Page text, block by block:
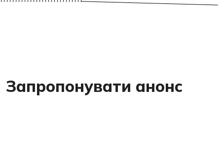
Запропонувати анонс